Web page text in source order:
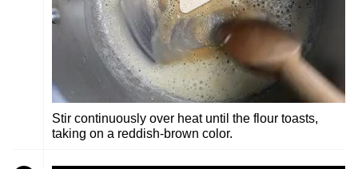
Stir continuously over heat until the flour toasts,
taking on a reddish-brown color.